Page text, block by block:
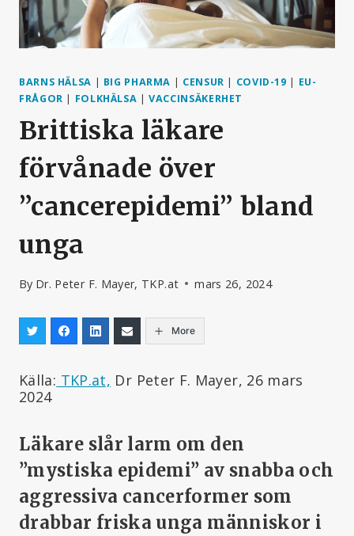
BARNS HÄLSA | BIG PHARMA | CENSUR | COVID-19 | EU-
FRÅGOR | FOLKHÄLSA |VACCINSÄKERHET
Brittiska läkare
förvånade över
”cancerepidemi” bland
unga
By Dr. Peter F. Mayer, TKP.at mars 26, 2024
More
Källa: TKP.at, Dr Peter F. Mayer, 26 mars
2024
Läkare slår larm om den
”mystiska epidemi” av snabba och
aggressiva cancerformer som
drabbar friska unga människor i